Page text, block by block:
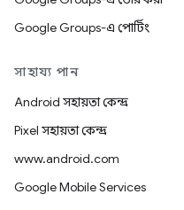
Google Groups-এ পোর্টিং
সাহায্য পান
Android সহায়তা কেন্দ্র
Pixel সহায়তা কেন্দ্র
www.android.com
Google Mobile Services